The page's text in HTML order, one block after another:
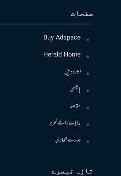
صفحات
Buy Adspace
Herald Home
ادارہ دلیل
پالیسی
مقاصد
ہدایات برائے تحریر
ہمارے لکھاری
تازہ تبصرے